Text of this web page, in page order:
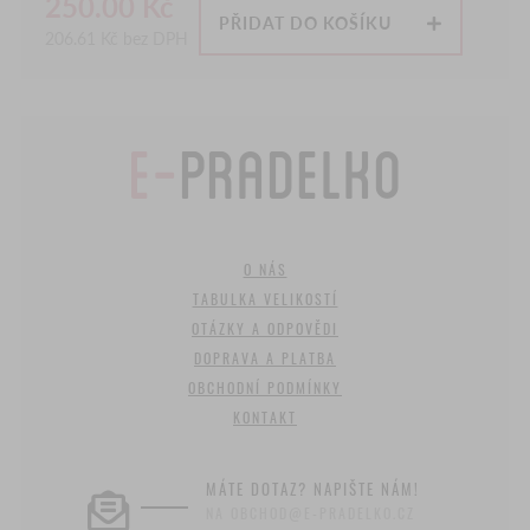
PŘIDAT DO KOŠÍKU
O NÁS
TABULKA VELIKOSTÍ
OTÁZKY A ODPOVĚDI
DOPRAVA A PLATBA
OBCHODNÍ PODMÍNKY
KONTAKT
MÁTE DOTAZ? NAPIŠTE NÁM!